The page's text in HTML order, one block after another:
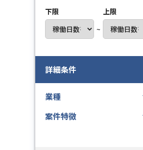
下限
~
上限
詳細条件
業種
案件特徴